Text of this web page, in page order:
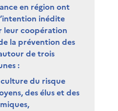
en région ont
inédite
leur coopération
la prévention des
de trois
:
du risque
des élus et des